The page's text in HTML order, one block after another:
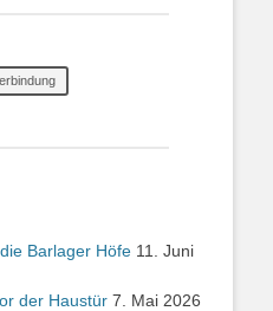
Barlager Höfe 11. Juni
der Haustür 7. Mai 2026